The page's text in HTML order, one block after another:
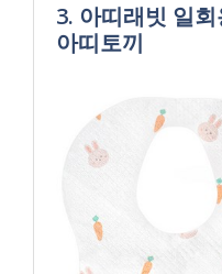
3. 아띠래빗 일
아띠토끼